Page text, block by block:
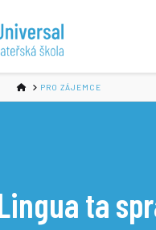
HOMEPRO ZÁJEMCE
ta